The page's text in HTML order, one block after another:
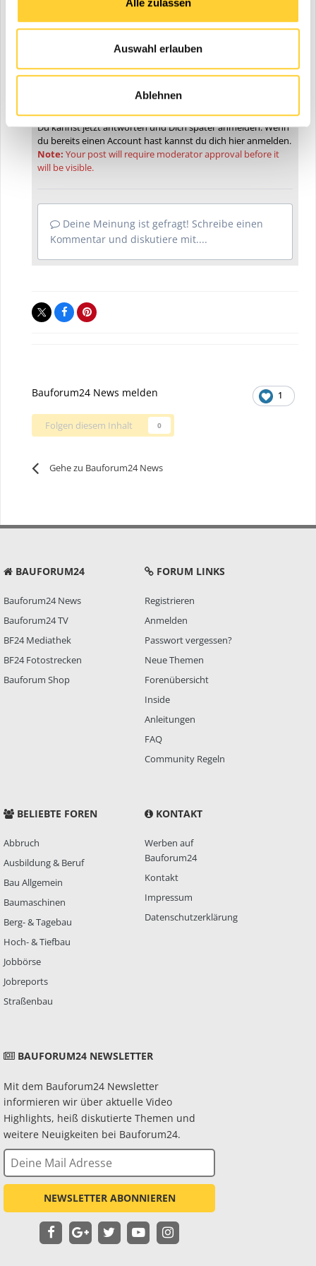
Auswahl erlauben
Ablehnen
seiner Kombination aus hoher Motorleistung, überzeugender
Hub- und Grableistungen und großer Standfestigkeit auf
Weitere Informationen:Kobelco Construction Machinery
Europe B.V.| © Fotos: Kobelco
Diskutiere mit!
Du kannst jetzt antworten und Dich später anmelden. Wenn
du bereits einen Account hast kannst du dich hieranmelden.
Note: Your post will require moderator approval before it
will be visible.
Deine Meinung ist gefragt! Schreibe einen
Kommentar und diskutiere mit....
1
Bauforum24 News melden
Folgen diesem Inhalt 0
Gehe zu Bauforum24 News
BAUFORUM24
Bauforum24 News
Bauforum24 TV
BF24 Mediathek
BF24 Fotostrecken
Bauforum Shop
FORUM LINKS
Registrieren
Anmelden
Passwort vergessen?
Neue Themen
Forenübersicht
Inside
Anleitungen
FAQ
Community Regeln
BELIEBTE FOREN
Abbruch
Ausbildung & Beruf
Bau Allgemein
Baumaschinen
Berg- & Tagebau
Hoch- & Tiefbau
Jobbörse
Jobreports
Straßenbau
KONTAKT
Werben auf
Bauforum24
Kontakt
Impressum
Datenschutzerklärung
BAUFORUM24 NEWSLETTER
Mit dem Bauforum24 Newsletter
informieren wir über aktuelle Video
Highlights, heiß diskutierte Themen und
weitere Neuigkeiten bei Bauforum24.
NEWSLETTER ABONNIEREN